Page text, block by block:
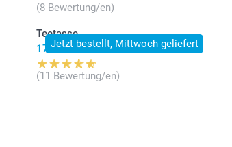
(8 Bewertung/en)
Jetzt bestellt, Mittwoch geliefert
Teetasse
17.95
(11 Bewertung/en)